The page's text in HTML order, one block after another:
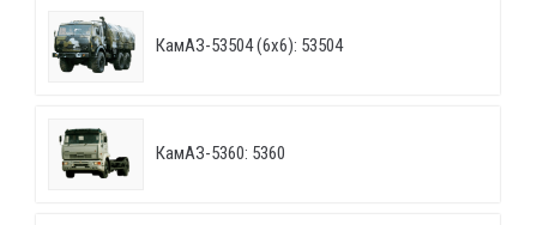
КамАЗ-53504 (6х6): 53504
КамАЗ-5360: 5360